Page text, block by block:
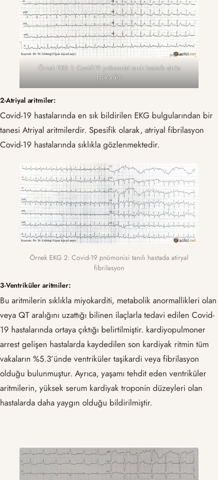
Örnek EKG 1: Covid-19 pnömonisi tanılı hastada sinüs
taşikardisi
2-Atriyal aritmiler:
Covid-19 hastalarında en sık bildirilen EKG bulgularından bir
tanesi Atriyal aritmilerdir. Spesifik olarak, atriyal fibrilasyon
Covid-19 hastalarında sıklıkla gözlenmektedir.
Örnek EKG 2: Covid-19 pnömonisi tanılı hastada atiryal
fibrilasyon
3-Ventriküler aritmiler:
Bu aritmilerin sıklıkla miyokarditi, metabolik anormallikleri olan
veya QT aralığını uzattığı bilinen ilaçlarla tedavi edilen Covid-
19 hastalarında ortaya çıktığı belirtilmiştir. kardiyopulmoner
arrest gelişen hastalarda kaydedilen son kardiyak ritmin tüm
vakaların %5.3’ünde ventriküler taşikardi veya fibrilasyon
olduğu bulunmuştur. Ayrıca, yaşamı tehdit eden ventriküler
aritmilerin, yüksek serum kardiyak troponin düzeyleri olan
hastalarda daha yaygın olduğu bildirilmiştir.